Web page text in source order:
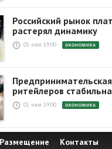
Российский рынок
растерял динамику
01 июл 19:00 ЭКОНОМИКА
ритейлеров
01 июл 19:00 ЭКОНОМИКА
Размещение Контакты